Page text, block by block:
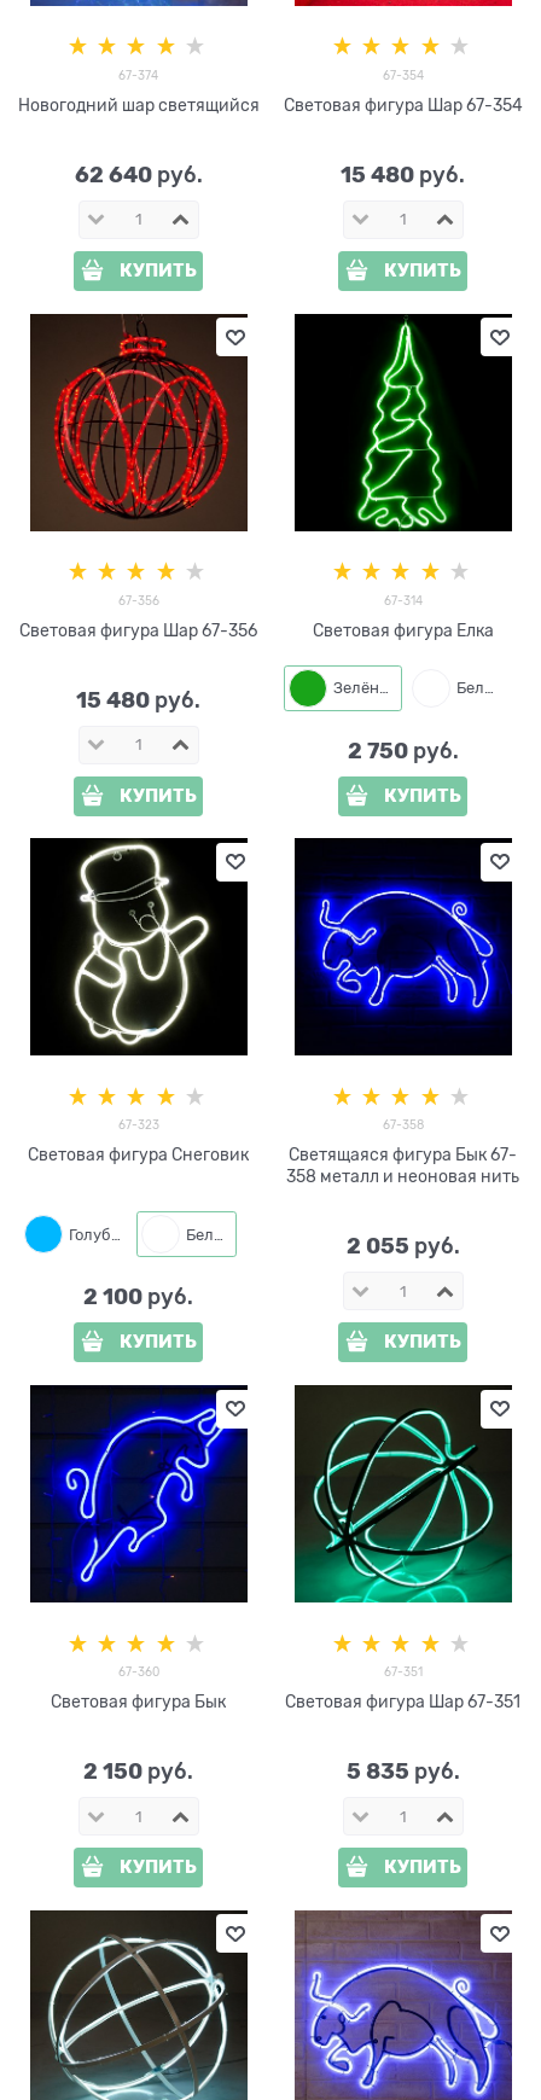
67-374
Новогодний шар светящийся
62 640 руб.
КУПИТЬ
67-354
Световая фигура Шар 67-354
15 480 руб.
КУПИТЬ
67-356
Световая фигура Шар 67-356
15 480 руб.
КУПИТЬ
67-314
Световая фигура Елка
Зелёный Белый
2 750 руб.
КУПИТЬ
67-323
Световая фигура Снеговик
2 100 руб.
КУПИТЬ
67-358
Светящаяся фигура Бык 67-
358 металл и неоновая нить
2 055 руб.
КУПИТЬ
67-360
Световая фигура Бык
2 150 руб.
КУПИТЬ
67-351
Световая фигура Шар 67-351
5 835 руб.
КУПИТЬ